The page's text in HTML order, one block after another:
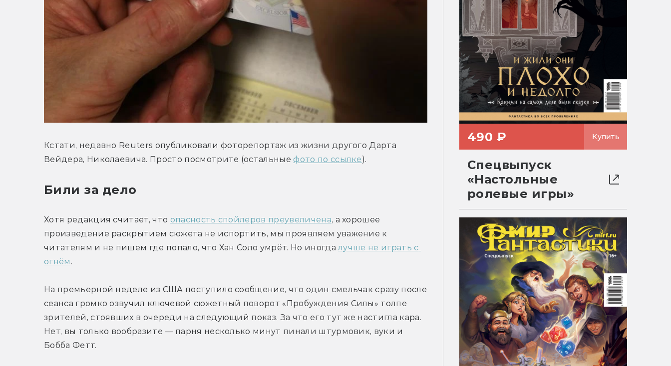
Кстати, недавно Reuters опубликовали фоторепортаж из жизни другого Дарта
Вейдера, Николаевича. Просто посмотрите (остальные фото по ссылке).
Били за дело
Хотя редакция считает, что опасность спойлеров преувеличена, а хорошее
произведение раскрытием сюжета не испортить, мы проявляем уважение к
читателям и не пишем где попало, что Хан Соло умрёт. Но иногда лучше не играть с
огнём .
На премьерной неделе из США поступило сообщение, что один смельчак сразу после
сеанса громко озвучил ключевой сюжетный поворот «Пробуждения Силы» толпе
зрителей, стоявших в очереди на следующий показ. За что его тут же настигла кара.
Нет, вы только вообразите — парня несколько минут пинали штурмовик, вуки и
Бобба Фетт.
490 ₽ Купить
Спецвыпуск
«Настольные
ролевые игры»